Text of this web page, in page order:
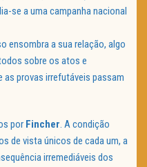
se a uma campanha nacional
ensombra a sua relação, algo
sobre os atos e
provas irrefutáveis passam
por Fincher. A condição
de vista únicos de cada um, a
irremediáveis dos